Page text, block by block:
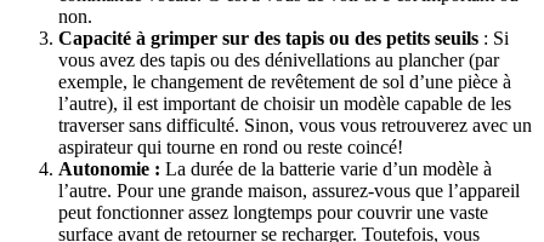
non.
Capacité à grimper sur des tapis ou des petits seuils : Si
vous avez des tapis ou des dénivellations au plancher (par
exemple, le changement de revêtement de sol d’une pièce à
l’autre), il est important de choisir un modèle capable de les
traverser sans difficulté. Sinon, vous vous retrouverez avec un
aspirateur qui tourne en rond ou reste coincé!
Autonomie : La durée de la batterie varie d’un modèle à
l’autre. Pour une grande maison, assurez-vous que l’appareil
peut fonctionner assez longtemps pour couvrir une vaste
surface avant de retourner se recharger. Toutefois, vous